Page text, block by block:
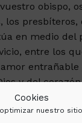
Cookies
nuestro
obispo,
los
en medio del
entre los
entrañable
y del
fragua